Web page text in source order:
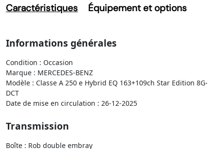
Caractéristiques Équipement et options
Informations générales
Condition : Occasion
Marque : MERCEDES-BENZ
Modèle : Classe A 250 e Hybrid EQ 163+109ch Star Edition 8G-
DCT
Date de mise en circulation : 26-12-2025
Transmission
Boîte : Rob double embray